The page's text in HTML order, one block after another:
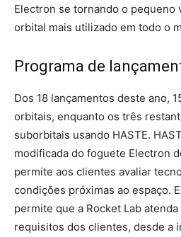
Electron se tornando o pequeno
orbital mais utilizado em todo o
Programa de
Dos 18 lançamentos deste ano,
orbitais, enquanto os três
suborbitais usando HASTE.
modificada do foguete Electron
permite aos clientes avaliar
condições próximas ao espaço.
permite que a Rocket Lab atenda
requisitos dos clientes, desde a